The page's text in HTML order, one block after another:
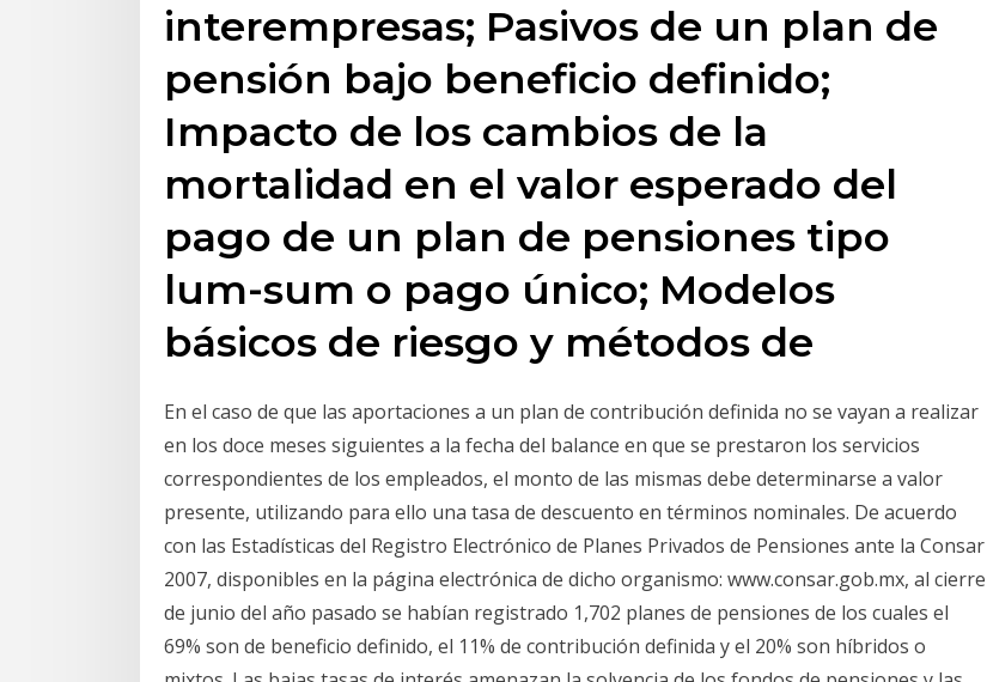
interempresas; Pasivos de un plan de
pensión bajo beneficio definido;
Impacto de los cambios de la
mortalidad en el valor esperado del
pago de un plan de pensiones tipo
lum-sum o pago único; Modelos
básicos de riesgo y métodos de
En el caso de que las aportaciones a un plan de contribución definida no se vayan a realizar
en los doce meses siguientes a la fecha del balance en que se prestaron los servicios
correspondientes de los empleados, el monto de las mismas debe determinarse a valor
presente, utilizando para ello una tasa de descuento en términos nominales. De acuerdo
con las Estadísticas del Registro Electrónico de Planes Privados de Pensiones ante la Consar
2007, disponibles en la página electrónica de dicho organismo: www.consar.gob.mx, al cierre
de junio del año pasado se habían registrado 1,702 planes de pensiones de los cuales el
69% son de beneficio definido, el 11% de contribución definida y el 20% son híbridos o